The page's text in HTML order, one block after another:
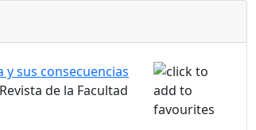
sus consecuencias
de la Facultad